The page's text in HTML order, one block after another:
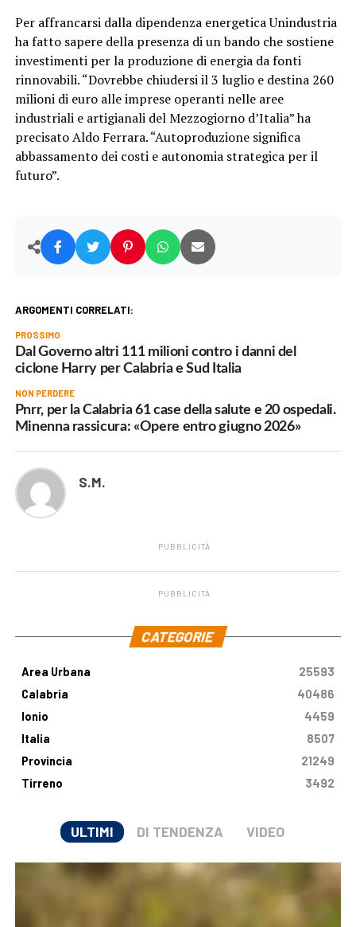
Per affrancarsi dalla dipendenza energetica Unindustria
ha fatto sapere della presenza di un bando che sostiene
investimenti per la produzione di energia da fonti
rinnovabili. “Dovrebbe chiudersi il 3 luglio e destina 260
milioni di euro alle imprese operanti nelle aree
industriali e artigianali del Mezzogiorno d’Italia” ha
precisato Aldo Ferrara. “Autoproduzione significa
abbassamento dei costi e autonomia strategica per il
futuro”.
ARGOMENTI CORRELATI:
PROSSIMO
Dal Governo altri 111 milioni contro i danni del
ciclone Harry per Calabria e Sud Italia
NON PERDERE
Pnrr, per la Calabria 61 case della salute e 20 ospedali.
Minenna rassicura: «Opere entro giugno 2026»
S.M.
PUBBLICITÀ
PUBBLICITÀ
CATEGORIE
Area Urbana
25593
Calabria
40486
Ionio
4459
Italia
8507
Provincia
21249
Tirreno
3492
ULTIMI DI TENDENZA VIDEO